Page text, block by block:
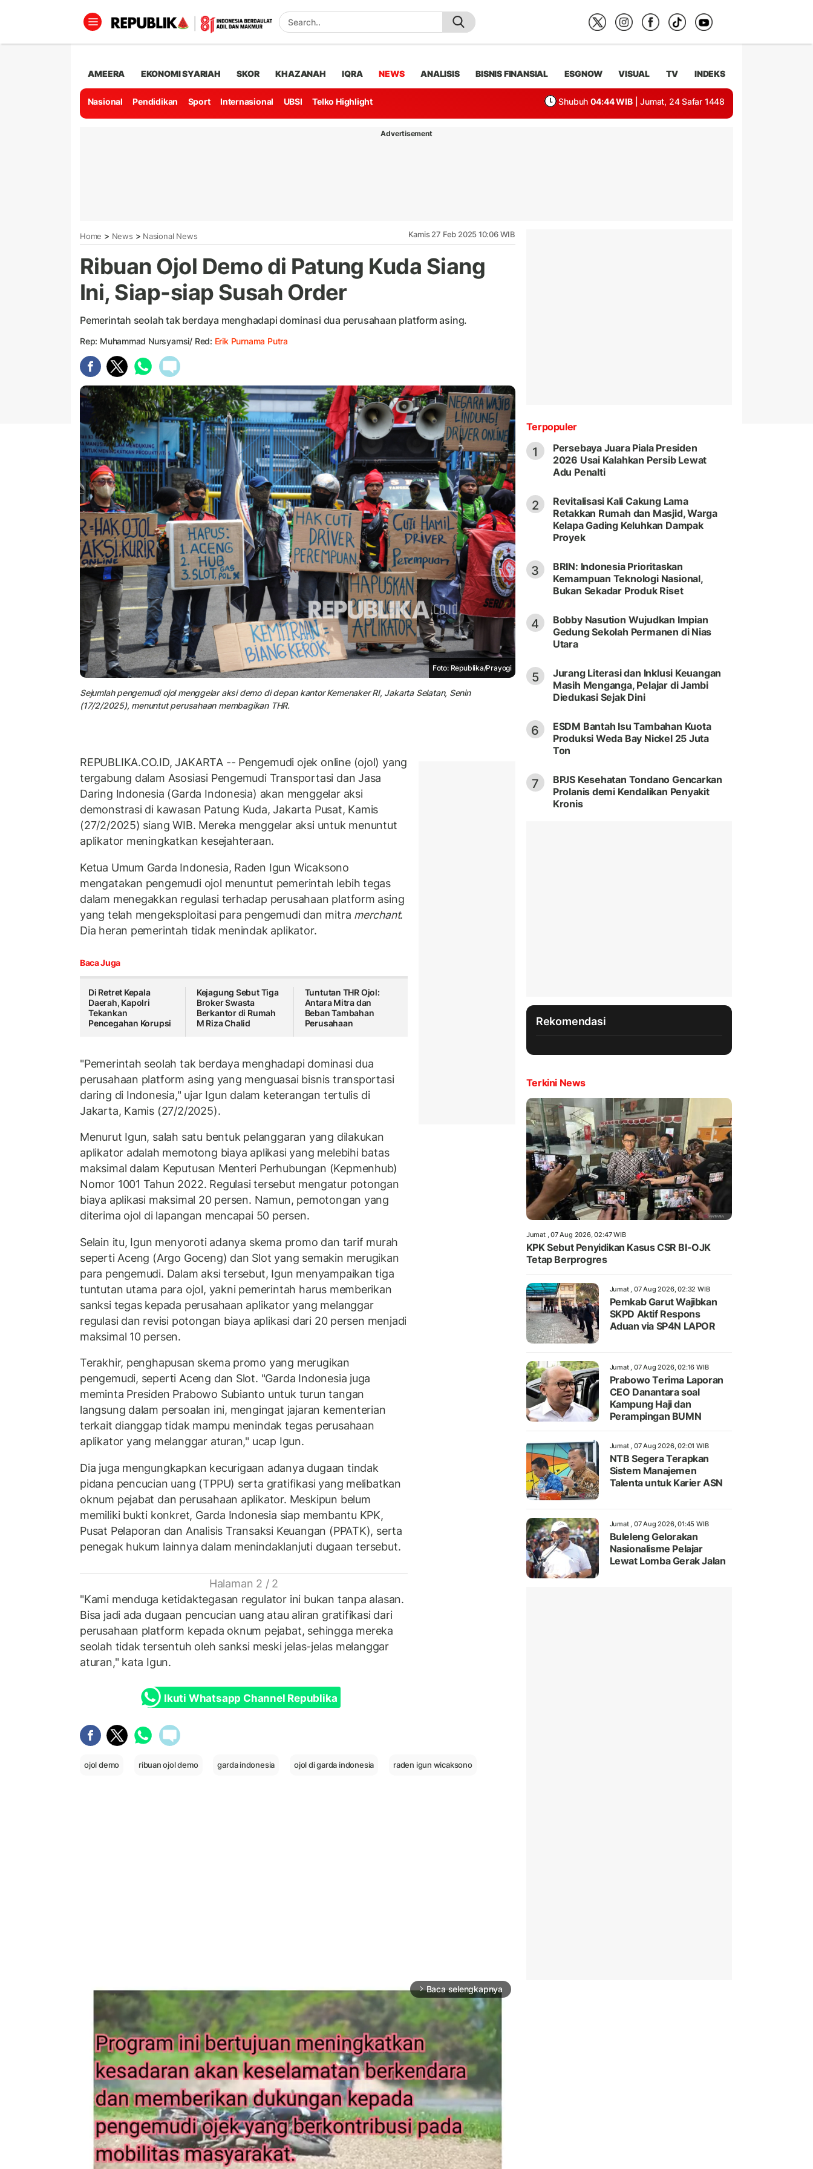
AMEERA EKONOMI SYARIAH SKOR KHAZANAH IQRA NEWS ANALISIS BISNIS FINANSIAL ESGNOW VISUAL TV INDEKS
Nasional Pendidikan Sport Internasional UBSI Telko Highlight Shubuh 04:44 WIB | Jumat, 24 Safar 1448
Advertisement
Home > News > Nasional News Kamis 27 Feb 2025 10:06 WIB
Ribuan Ojol Demo di Patung Kuda Siang
Ini, Siap-siap Susah Order
Pemerintah seolah tak berdaya menghadapi dominasi dua perusahaan platform asing.
Rep: Muhammad Nursyamsi/ Red: Erik Purnama Putra
Foto: Republika/Prayogi
Sejumlah pengemudi ojol menggelar aksi demo di depan kantor Kemenaker RI, Jakarta Selatan, Senin
(17/2/2025), menuntut perusahaan membagikan THR.
REPUBLIKA.CO.ID, JAKARTA -- Pengemudi ojek online (ojol) yang
tergabung dalam Asosiasi Pengemudi Transportasi dan Jasa
Daring Indonesia (Garda Indonesia) akan menggelar aksi
demonstrasi di kawasan Patung Kuda, Jakarta Pusat, Kamis
(27/2/2025) siang WIB. Mereka menggelar aksi untuk menuntut
aplikator meningkatkan kesejahteraan.
Ketua Umum Garda Indonesia, Raden Igun Wicaksono
mengatakan pengemudi ojol menuntut pemerintah lebih tegas
dalam menegakkan regulasi terhadap perusahaan platform asing
yang telah mengeksploitasi para pengemudi dan mitra merchant.
Dia heran pemerintah tidak menindak aplikator.
Baca Juga
Di Retret Kepala
Daerah, Kapolri
Tekankan
Pencegahan Korupsi
Kejagung Sebut Tiga
Broker Swasta
Berkantor di Rumah
M Riza Chalid
Tuntutan THR Ojol:
Antara Mitra dan
Beban Tambahan
Perusahaan
"Pemerintah seolah tak berdaya menghadapi dominasi dua
perusahaan platform asing yang menguasai bisnis transportasi
daring di Indonesia," ujar Igun dalam keterangan tertulis di
Jakarta, Kamis (27/2/2025).
Menurut Igun, salah satu bentuk pelanggaran yang dilakukan
aplikator adalah memotong biaya aplikasi yang melebihi batas
maksimal dalam Keputusan Menteri Perhubungan (Kepmenhub)
Nomor 1001 Tahun 2022. Regulasi tersebut mengatur potongan
biaya aplikasi maksimal 20 persen. Namun, pemotongan yang
diterima ojol di lapangan mencapai 50 persen.
Selain itu, Igun menyoroti adanya skema promo dan tarif murah
seperti Aceng (Argo Goceng) dan Slot yang semakin merugikan
para pengemudi. Dalam aksi tersebut, Igun menyampaikan tiga
tuntutan utama para ojol, yakni pemerintah harus memberikan
sanksi tegas kepada perusahaan aplikator yang melanggar
regulasi dan revisi potongan biaya aplikasi dari 20 persen menjadi
maksimal 10 persen.
Terakhir, penghapusan skema promo yang merugikan
pengemudi, seperti Aceng dan Slot. "Garda Indonesia juga
meminta Presiden Prabowo Subianto untuk turun tangan
langsung dalam persoalan ini, mengingat jajaran kementerian
terkait dianggap tidak mampu menindak tegas perusahaan
aplikator yang melanggar aturan," ucap Igun.
Dia juga mengungkapkan kecurigaan adanya dugaan tindak
pidana pencucian uang (TPPU) serta gratifikasi yang melibatkan
oknum pejabat dan perusahaan aplikator. Meskipun belum
memiliki bukti konkret, Garda Indonesia siap membantu KPK,
Pusat Pelaporan dan Analisis Transaksi Keuangan (PPATK), serta
penegak hukum lainnya dalam menindaklanjuti dugaan tersebut.
Halaman 2 / 2
"Kami menduga ketidaktegasan regulator ini bukan tanpa alasan.
Bisa jadi ada dugaan pencucian uang atau aliran gratifikasi dari
perusahaan platform kepada oknum pejabat, sehingga mereka
seolah tidak tersentuh oleh sanksi meski jelas-jelas melanggar
aturan," kata Igun.
Ikuti Whatsapp Channel Republika
ojol demo ribuan ojol demo garda indonesia ojol di garda indonesia raden igun wicaksono
arrow_forward_ios Baca selengkapnya
Terpopuler
1
Persebaya Juara Piala Presiden
2026 Usai Kalahkan Persib Lewat
Adu Penalti
2
Revitalisasi Kali Cakung Lama
Retakkan Rumah dan Masjid, Warga
Kelapa Gading Keluhkan Dampak
Proyek
3
BRIN: Indonesia Prioritaskan
Kemampuan Teknologi Nasional,
Bukan Sekadar Produk Riset
4
Bobby Nasution Wujudkan Impian
Gedung Sekolah Permanen di Nias
Utara
5
Jurang Literasi dan Inklusi Keuangan
Masih Menganga, Pelajar di Jambi
Diedukasi Sejak Dini
6
ESDM Bantah Isu Tambahan Kuota
Produksi Weda Bay Nickel 25 Juta
Ton
7
BPJS Kesehatan Tondano Gencarkan
Prolanis demi Kendalikan Penyakit
Kronis
Rekomendasi
Terkini News
Jumat , 07 Aug 2026, 02:47 WIB
KPK Sebut Penyidikan Kasus CSR BI-OJK
Tetap Berprogres
Jumat , 07 Aug 2026, 02:32 WIB
Pemkab Garut Wajibkan
SKPD Aktif Respons
Aduan via SP4N LAPOR
Jumat , 07 Aug 2026, 02:16 WIB
Prabowo Terima Laporan
CEO Danantara soal
Kampung Haji dan
Perampingan BUMN
Jumat , 07 Aug 2026, 02:01 WIB
NTB Segera Terapkan
Sistem Manajemen
Talenta untuk Karier ASN
Jumat , 07 Aug 2026, 01:45 WIB
Buleleng Gelorakan
Nasionalisme Pelajar
Lewat Lomba Gerak Jalan